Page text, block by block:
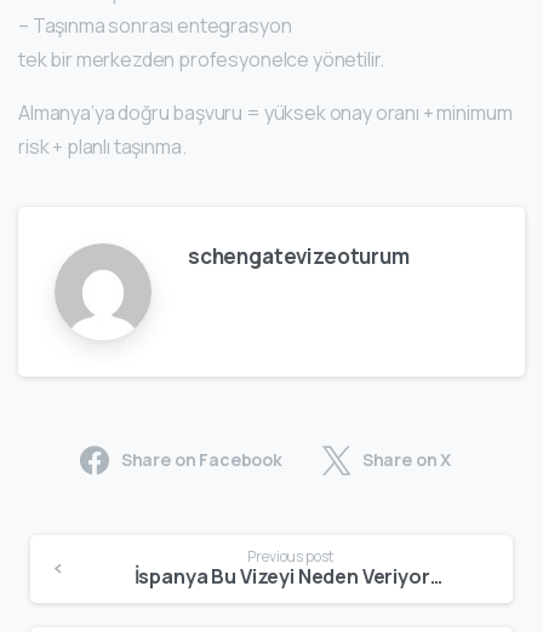
– Taşınma sonrası entegrasyon
tek bir merkezden profesyonelce yönetilir.
Almanya’ya doğru başvuru = yüksek onay oranı + minimum
risk + planlı taşınma.
schengatevizeoturum
Share on Facebook Share on X
Previous post
İspanya Bu Vizeyi Neden Veriyor? Dijital Göçmen Politikasının Ekonomik Stratejisi – Schengate